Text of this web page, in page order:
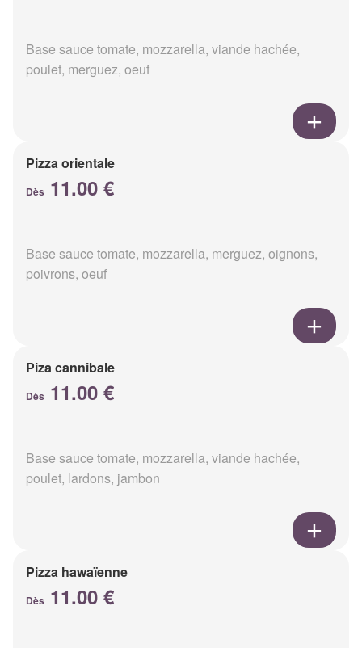
Base sauce tomate, mozzarella, viande hachée,
poulet, merguez, oeuf
Pizza orientale
Dès 11.00 €
Base sauce tomate, mozzarella, merguez, oignons,
poivrons, oeuf
Piza cannibale
Dès 11.00 €
Base sauce tomate, mozzarella, viande hachée,
poulet, lardons, jambon
Pizza hawaïenne
Dès 11.00 €